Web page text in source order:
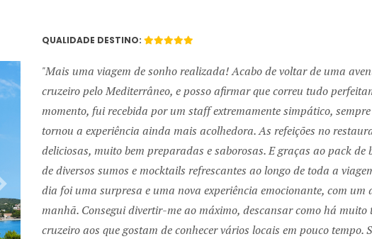
QUALIDADE DESTINO:
Next
Mais uma viagem de sonho realizada! Acabo de voltar de uma
cruzeiro pelo Mediterrâneo, e posso afirmar que correu tudo
momento, fui recebida por um staff extremamente simpático,
tornou a experiência ainda mais acolhedora. As refeições no
deliciosas, muito bem preparadas e saborosas. E graças ao pack
de diversos sumos e mocktails refrescantes ao longo de toda a
dia foi uma surpresa e uma nova experiência emocionante, com
manhã. Consegui divertir-me ao máximo, descansar como há muito
cruzeiro aos que gostam de conhecer vários locais em pouco tempo.